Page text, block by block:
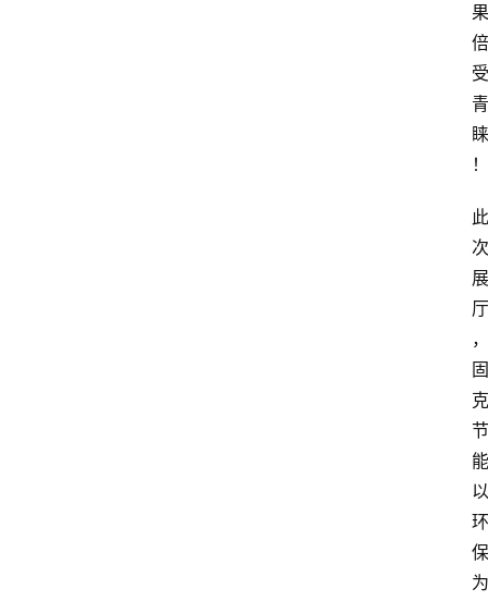
果
倍
受
青
睐
！
此
次
展
厅
，
固
克
节
能
以
环
保
为